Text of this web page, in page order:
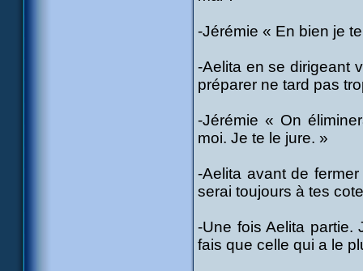
-Jérémie « En bien je
-Aelita en se dirigeant
préparer ne tard pas
-Jérémie « On
moi. Je te le jure. »
-Aelita avant de
serai toujours à tes
-Une fois Aelita partie.
fais que celle qui a le